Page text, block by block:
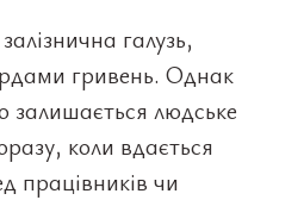
галузь,
гривень. Однак
залишається людське
коли вдається
працівників чи